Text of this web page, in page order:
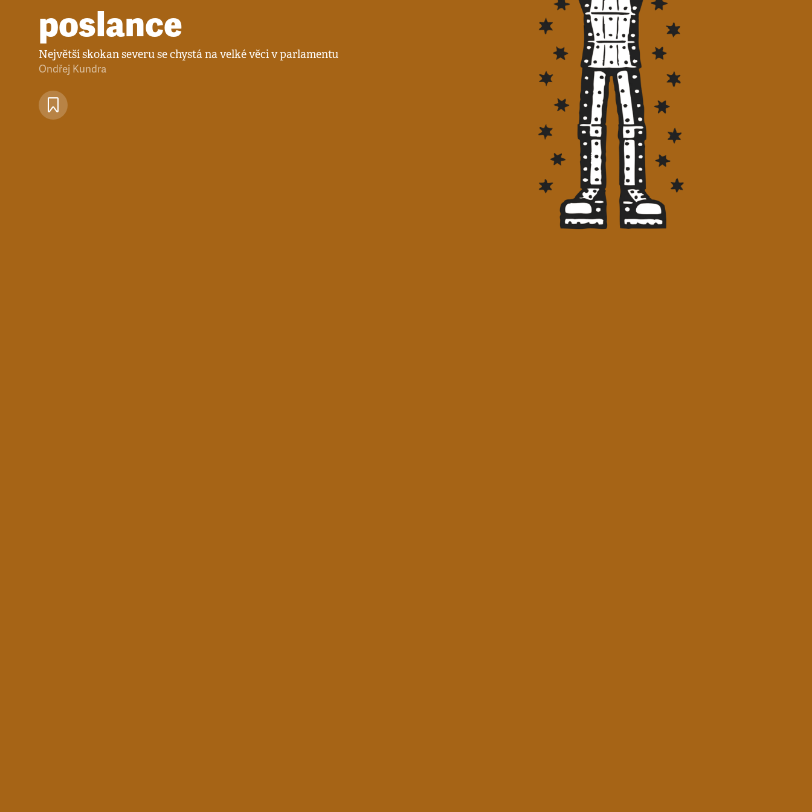
poslance
Největší skokan severu se chystá na velké věci v parlamentu
Ondřej Kundra